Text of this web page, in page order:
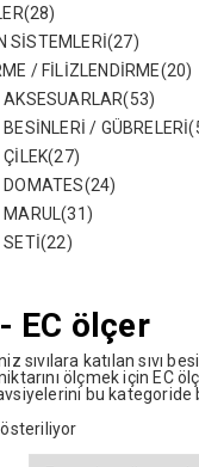
(28)
SISTEMLERI(27)
/ FILIZLENDIRME(20)
(53)
/ GÜBRELERI
(27)
(24)
MARUL(31)
(22)
EC ölçer
sıvılara katılan sıvı
ölçmek için EC
bu kategoride
En